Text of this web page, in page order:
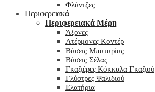
Φλάντζες
Περιφερειακά
Περιφερειακά Μέρη
Άξονες
Ατέρμονες Κοντέρ
Βάσεις Μπαταρίας
Βάσεις Σέλας
Γκαζιέρες Κόκκαλα Γκαζιού
Γλύστρες Ψαλιδιού
Ελατήρια